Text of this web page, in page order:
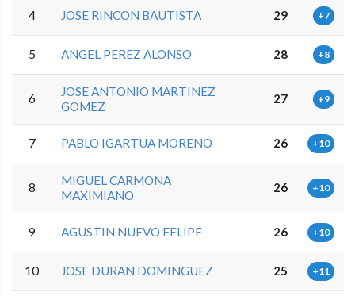
4 JOSE RINCON BAUTISTA 29 +7
5 ANGEL PEREZ ALONSO 28 +8
6
JOSE ANTONIO MARTINEZ
GOMEZ
27 +9
7 PABLO IGARTUA MORENO 26 +10
8
MIGUEL CARMONA
MAXIMIANO
26 +10
9 AGUSTIN NUEVO FELIPE 26 +10
10 JOSE DURAN DOMINGUEZ 25 +11